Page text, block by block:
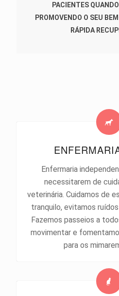
PACIENTES
PROMOVENDO O SEU
RÁPIDA
Enfermaria
necessitarem de
veterinária. Cuidamos de
tranquilo, evitamos
Fazemos passeios a
movimentar e
para os